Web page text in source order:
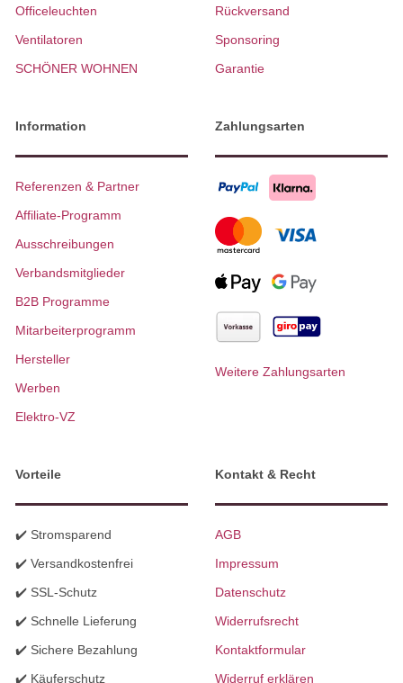
Officeleuchten
Ventilatoren
SCHÖNER WOHNEN
Rückversand
Sponsoring
Garantie
Information
Referenzen & Partner
Affiliate-Programm
Ausschreibungen
Verbandsmitglieder
B2B Programme
Mitarbeiterprogramm
Hersteller
Werben
Elektro-VZ
Zahlungsarten
Weitere Zahlungsarten
Vorteile
✔️ Stromsparend
✔️ Versandkostenfrei
✔️ SSL-Schutz
✔️ Schnelle Lieferung
✔️ Sichere Bezahlung
✔️ Käuferschutz
Kontakt & Recht
AGB
Impressum
Datenschutz
Widerrufsrecht
Kontaktformular
Widerruf erklären